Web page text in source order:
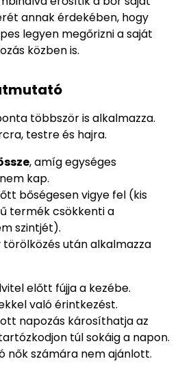
annak érdekében, hogy
legyen megőrizni a saját
közben is.
többször is alkalmazza.
testre és hajra.
, amíg egységes
kap.
bőségesen vigye fel (kis
termék csökkenti a
szintjét).
törölközés után alkalmazza
előtt fújja a kezébe.
való érintkezést.
napozás károsíthatja az
túl sokáig a napon.
nők számára nem ajánlott.